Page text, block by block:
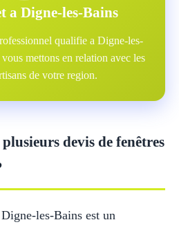
a Digne-les-Bains
qualifie a Digne-les-
mettons en relation avec les
de votre region.
devis de fenêtres
les-Bains est un